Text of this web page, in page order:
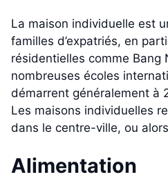
La maison individuelle est
familles d’expatriés, en
résidentielles comme Bang
nombreuses écoles
démarrent généralement à
Les maisons individuelles
dans le centre-ville, ou
Alimentation